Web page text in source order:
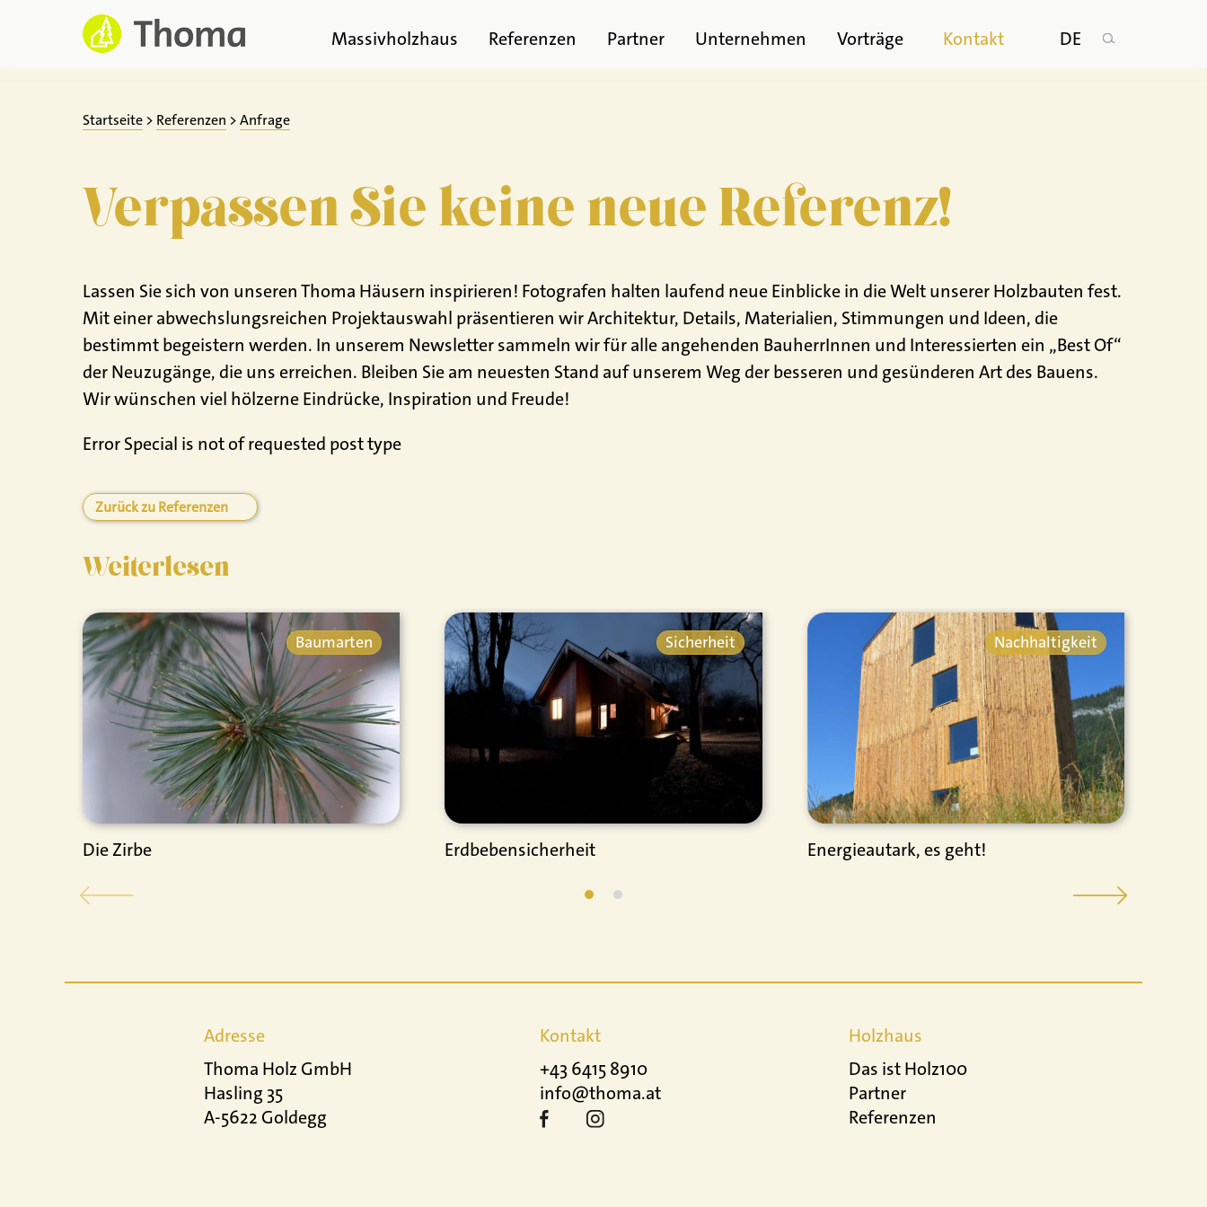
Massivholzhaus Referenzen Partner Unternehmen Vorträge Kontakt DE
Startseite > Referenzen >Anfrage
Verpassen Sie keine neue Referenz!
Lassen Sie sich von unseren Thoma Häusern inspirieren! Fotografen halten laufend neue Einblicke in die Welt unserer Holzbauten fest.
Mit einer abwechslungsreichen Projektauswahl präsentieren wir Architektur, Details, Materialien, Stimmungen und Ideen, die
bestimmt begeistern werden. In unserem Newsletter sammeln wir für alle angehenden BauherrInnen und Interessierten ein „Best Of“
der Neuzugänge, die uns erreichen. Bleiben Sie am neuesten Stand auf unserem Weg der besseren und gesünderen Art des Bauens.
Wir wünschen viel hölzerne Eindrücke, Inspiration und Freude!
Error Special is not of requested post type
Zurück zu Referenzen
Weiterlesen
Baumarten
Die Zirbe
Sicherheit
Erdbebensicherheit
Nachhaltigkeit
Energieautark, es geht!
Adresse
Thoma Holz GmbH
Hasling 35
A-5622 Goldegg
Kontakt
+43 6415 8910
info@thoma.at
Holzhaus
Das ist Holz100
Partner
Referenzen